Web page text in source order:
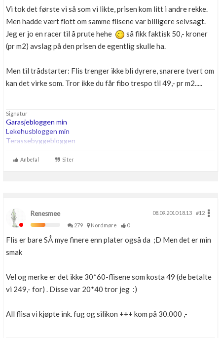
Vi tok det første vi så som vi likte, prisen kom litt i andre rekke.
Men hadde vært flott om samme flisene var billigere selvsagt.
Jeg er jo en racer til å prute hehe
så fikk faktisk 50,- kroner
(pr m2) avslag på den prisen de egentlig skulle ha.
Men til trådstarter: Flis trenger ikke bli dyrere, snarere tvert om
kan det virke som. Tror ikke du får fibo trespo til 49,- pr m2.....
Signatur
Garasjebloggen min
Lekehusbloggen min
Terassebyggebloggen
260m2 bta trehus etter TEK07, Thermia Optimum G2 8kw i serie
Anbefal Siter
Renesmee 08.09.2010 18.13
#12
279
Nordmøre 0
Flis er bare SÅ mye finere enn plater også da ;D Men det er min
smak
Vel og merke er det ikke 30*60-flisene som kosta 49 (de betalte
vi 249,- for) . Disse var 20*40 tror jeg :)
All flisa vi kjøpte ink. fug og silikon +++ kom på 30.000 ,-